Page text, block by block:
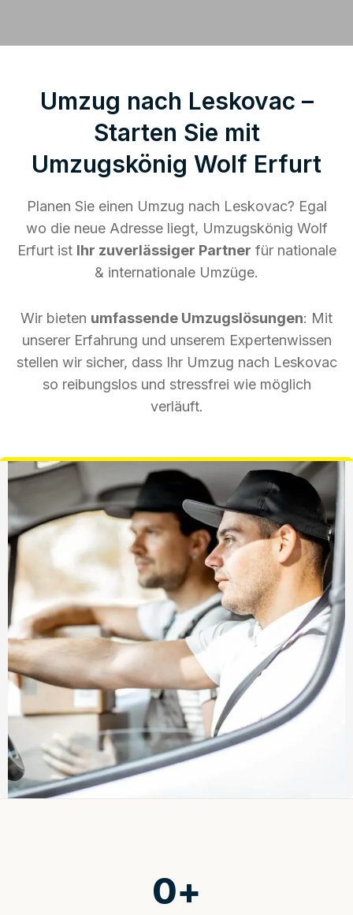
Umzug nach Leskovac –
Starten Sie mit
Umzugskönig Wolf Erfurt
Planen Sie einen Umzug nach Leskovac? Egal
wo die neue Adresse liegt, Umzugskönig Wolf
Erfurt ist Ihr zuverlässiger Partner für nationale
& internationale Umzüge.
Wir bieten umfassende Umzugslösungen: Mit
unserer Erfahrung und unserem Expertenwissen
stellen wir sicher, dass Ihr Umzug nach Leskovac
so reibungslos und stressfrei wie möglich
verläuft.
0+